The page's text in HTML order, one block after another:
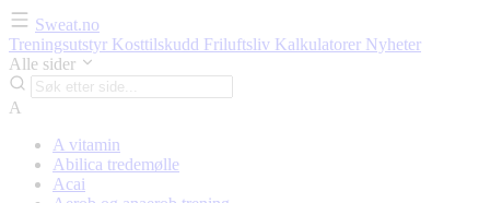
Sweat.no
Treningsutstyr Kosttilskudd Friluftsliv Kalkulatorer Nyheter
Alle sider
A
A vitamin
Abilica tredemølle
Acai